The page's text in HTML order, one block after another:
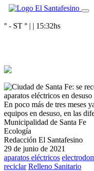
° - ST ° | | 15:32hs
En poco más de tres meses
equipos en desuso, en las
Municipalidad de Santa Fe
Ecología
Redacción El Santafesino
29 de junio de 2021
aparatos eléctricos
reciclar Relleno Sanitario